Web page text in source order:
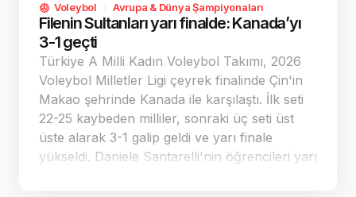
Voleybol Avrupa & Dünya Şampiyonaları
Filenin Sultanları yarı finalde: Kanada’yı
3-1 geçti
Türkiye A Milli Kadın Voleybol Takımı, 2026
Voleybol Milletler Ligi çeyrek finalinde Çin'in
Makao şehrinde Kanada ile karşılaştı. İlk seti
22-25 kaybeden milliler, sonraki üç seti üst
üste alarak 3-1 galip geldi ve yarı finale
yükseldi. Daniele Santarelli'nin öğrencileri yarı